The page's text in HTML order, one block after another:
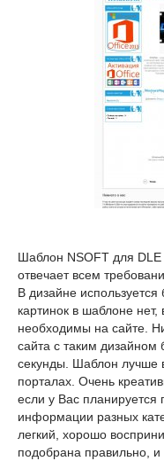
Шаблон NSOFT для DLE
отвечает всем
В дизайне
картинок в шаблоне
необходимы на сайте.
сайта с таким дизайном
секунды. Шаблон лучше
порталах. Очень
если у Вас планируется
информации разных
легкий, хорошо
подобрана правильно, и